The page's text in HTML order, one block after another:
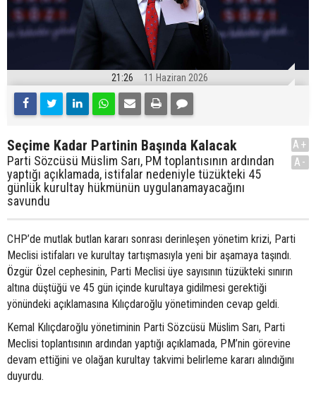
21:26 11 Haziran 2026
Seçime Kadar Partinin Başında Kalacak
Parti Sözcüsü Müslim Sarı, PM toplantısının ardından
yaptığı açıklamada, istifalar nedeniyle tüzükteki 45
günlük kurultay hükmünün uygulanamayacağını
savundu
A+
A-
CHP’de mutlak butlan kararı sonrası derinleşen yönetim krizi, Parti
Meclisi istifaları ve kurultay tartışmasıyla yeni bir aşamaya taşındı.
Özgür Özel cephesinin, Parti Meclisi üye sayısının tüzükteki sınırın
altına düştüğü ve 45 gün içinde kurultaya gidilmesi gerektiği
yönündeki açıklamasına Kılıçdaroğlu yönetiminden cevap geldi.
Kemal Kılıçdaroğlu yönetiminin Parti Sözcüsü Müslim Sarı, Parti
Meclisi toplantısının ardından yaptığı açıklamada, PM’nin görevine
devam ettiğini ve olağan kurultay takvimi belirleme kararı alındığını
duyurdu.